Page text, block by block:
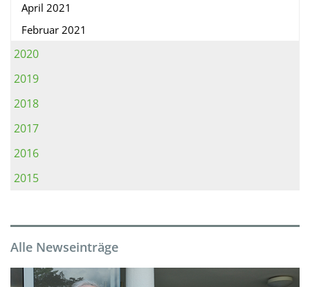
April 2021
Februar 2021
2020
2019
2018
2017
2016
2015
Alle Newseinträge